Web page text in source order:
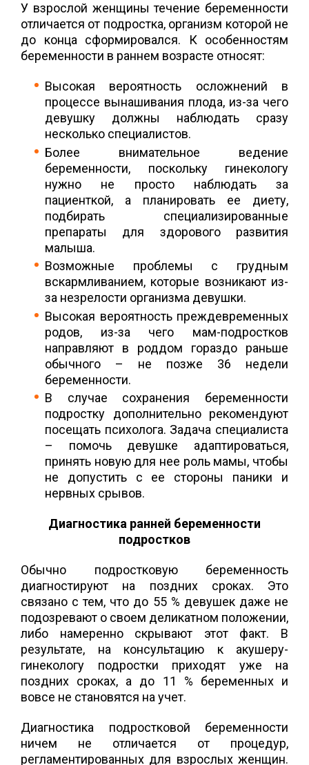
У взрослой женщины течение беременности
отличается от подростка, организм которой не
до конца сформировался. К особенностям
беременности в раннем возрасте относят:
Высокая вероятность осложнений в
процессе вынашивания плода, из-за чего
девушку должны наблюдать сразу
несколько специалистов.
Более внимательное ведение
беременности, поскольку гинекологу
нужно не просто наблюдать за
пациенткой, а планировать ее диету,
подбирать специализированные
препараты для здорового развития
малыша.
Возможные проблемы с грудным
вскармливанием, которые возникают из-
за незрелости организма девушки.
Высокая вероятность преждевременных
родов, из-за чего мам-подростков
направляют в роддом гораздо раньше
обычного – не позже 36 недели
беременности.
В случае сохранения беременности
подростку дополнительно рекомендуют
посещать психолога. Задача специалиста
– помочь девушке адаптироваться,
принять новую для нее роль мамы, чтобы
не допустить с ее стороны паники и
нервных срывов.
Диагностика ранней беременности
подростков
Обычно подростковую беременность
диагностируют на поздних сроках. Это
связано с тем, что до 55 % девушек даже не
подозревают о своем деликатном положении,
либо намеренно скрывают этот факт. В
результате, на консультацию к акушеру-
гинекологу подростки приходят уже на
поздних сроках, а до 11 % беременных и
вовсе не становятся на учет.
Диагностика подростковой беременности
ничем не отличается от процедур,
регламентированных для взрослых женщин.